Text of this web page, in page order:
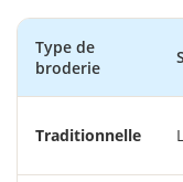
Type de
broderie
Traditionnelle